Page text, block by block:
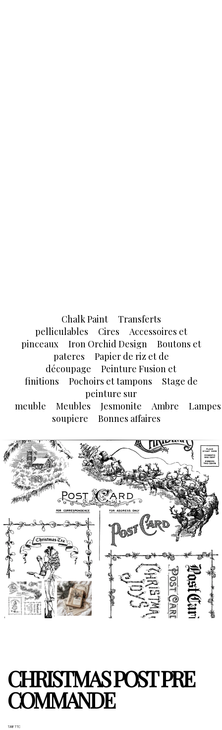
Chalk Paint
Transferts
pelliculables
Cires
Accessoires et
pinceaux
Iron Orchid Design
Boutons et
pateres
Papier de riz et de
découpage
Peinture Fusion et
finitions
Pochoirs et tampons
Stage de
peinture sur
meuble
Meubles Jesmonite Ambre
Lampes
soupiere
Bonnes affaires
CHRISTMAS POST PRE
COMMANDE
TARIF TTC